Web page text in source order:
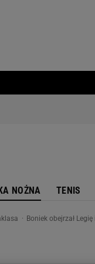
NOŻNA TENIS
Boniek obejrzał